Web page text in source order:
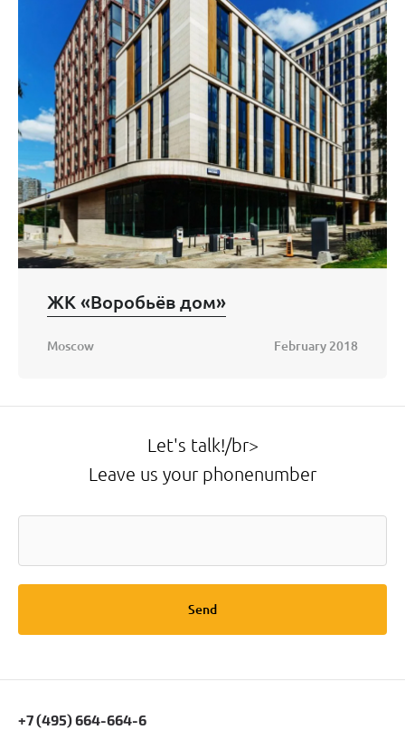
ЖК «Воробьёв дом»
Moscow February 2018
Let's talk!/br>
Leave us your phonenumber
Send
+7 (495) 664-664-6